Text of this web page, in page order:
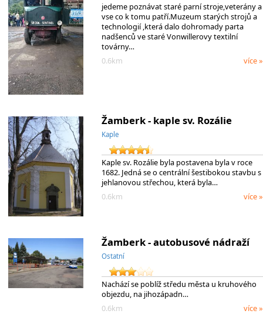
jedeme poznávat staré parní stroje,veterány a
vse co k tomu patří.Muzeum starých strojů a
technologií ,která dalo dohromady parta
nadšenců ve staré Vonwillerovy textilní
továrny…
0.6km
více »
Žamberk - kaple sv. Rozálie
Kaple
Kaple sv. Rozálie byla postavena byla v roce
1682. Jedná se o centrální šestibokou stavbu s
jehlanovou střechou, která byla…
0.6km
více »
Žamberk - autobusové nádraží
Ostatní
Nachází se poblíž středu města u kruhového
objezdu, na jihozápadn…
0.6km
více »